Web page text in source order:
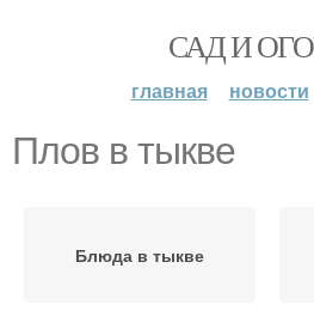
САД И
главная новости
Плов в тыкве
Блюда в тыкве